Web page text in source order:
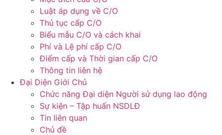
Luật áp dụng về C/O
Thủ tục cấp C/O
Biểu mẫu C/O và cách khai
Phí và Lệ phí cấp C/O
Điểm cấp và Thời gian cấp C/O
Thông tin liên hệ
Đại Diện Giới Chủ
Chức năng Đại diện Người sử dụng lao động
Sự kiện – Tập huấn NSDLĐ
Tin liên quan
Chủ đề